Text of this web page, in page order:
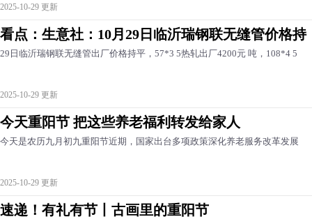
2025-10-29 更新
看点：生意社：10月29日临沂瑞钢联无缝管价格持
29日临沂瑞钢联无缝管出厂价格持平，57*3 5热轧出厂4200元 吨，108*4 5
2025-10-29 更新
今天重阳节 把这些养老福利转发给家人
今天是农历九月初九重阳节近期，国家出台多项政策深化养老服务改革发展
2025-10-29 更新
速递！有礼有节丨古画里的重阳节